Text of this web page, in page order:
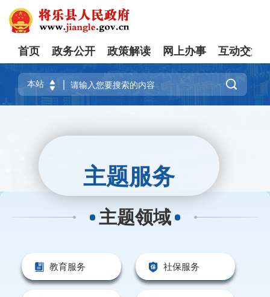
首页 政务公开 政策解读 网上办事 互动交流

主题服务
主题领域
教育服务 社保服务